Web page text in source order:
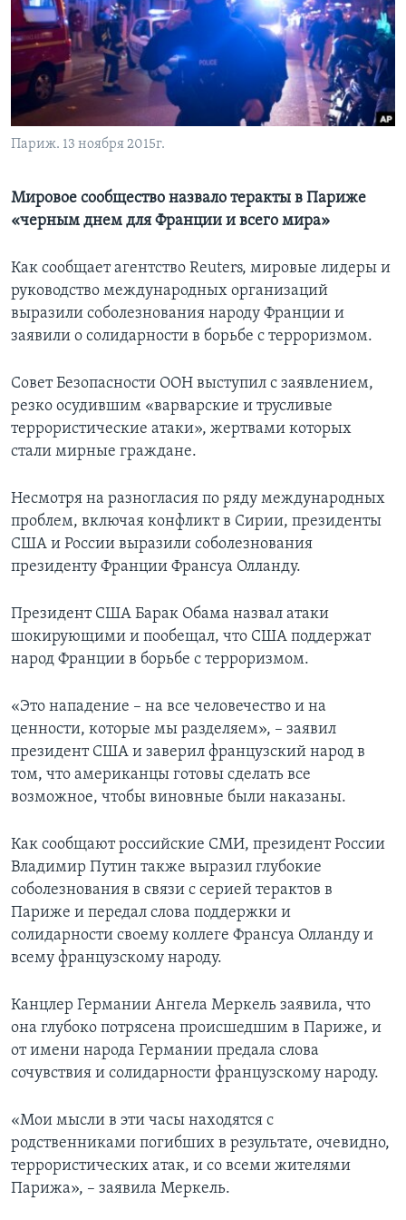
Learning English
СОЦИАЛЬНЫЕ СЕТИ
Париж. 13 ноября 2015г.
Мировое сообщество назвало теракты в Париже
«черным днем для Франции и всего мира»
Как сообщает агентство Reuters, мировые лидеры и
руководство международных организаций
выразили соболезнования народу Франции и
заявили о солидарности в борьбе с терроризмом.
Совет Безопасности ООН выступил с заявлением,
резко осудившим «варварские и трусливые
террористические атаки», жертвами которых
стали мирные граждане.
Несмотря на разногласия по ряду международных
проблем, включая конфликт в Сирии, президенты
США и России выразили соболезнования
президенту Франции Франсуа Олланду.
Президент США Барак Обама назвал атаки
шокирующими и пообещал, что США поддержат
народ Франции в борьбе с терроризмом.
«Это нападение – на все человечество и на
ценности, которые мы разделяем», – заявил
президент США и заверил французский народ в
том, что американцы готовы сделать все
возможное, чтобы виновные были наказаны.
Как сообщают российские СМИ, президент России
Владимир Путин также выразил глубокие
соболезнования в связи с серией терактов в
Париже и передал слова поддержки и
солидарности своему коллеге Франсуа Олланду и
всему французскому народу.
Канцлер Германии Ангела Меркель заявила, что
она глубоко потрясена происшедшим в Париже, и
от имени народа Германии предала слова
сочувствия и солидарности французскому народу.
«Мои мысли в эти часы находятся с
родственниками погибших в результате, очевидно,
террористических атак, и со всеми жителями
Парижа», – заявила Меркель.